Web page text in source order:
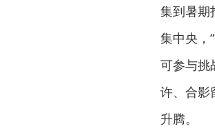
集到暑期
集中央，
可参与挑
许、合影
升腾。